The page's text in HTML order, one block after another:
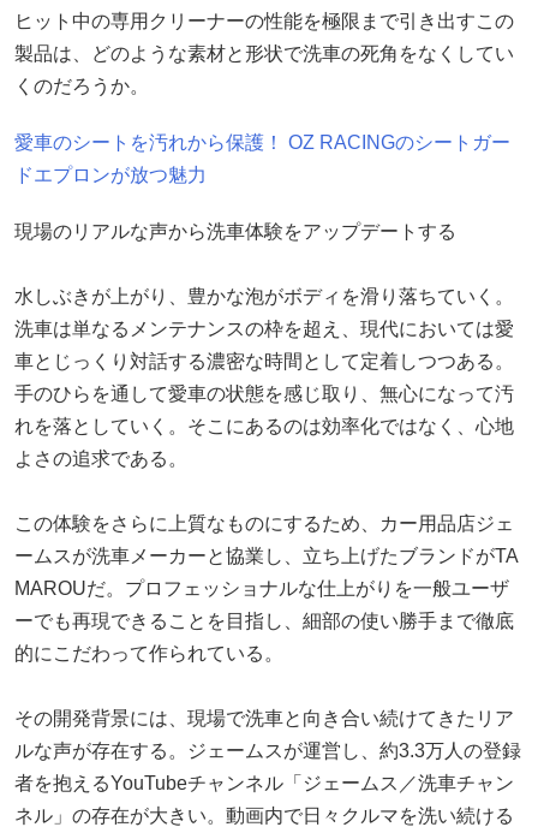
ヒット中の専用クリーナーの性能を極限まで引き出すこの
製品は、どのような素材と形状で洗車の死角をなくしてい
くのだろうか。
愛車のシートを汚れから保護！ OZ RACINGのシートガー
ドエプロンが放つ魅力
現場のリアルな声から洗車体験をアップデートする
水しぶきが上がり、豊かな泡がボディを滑り落ちていく。
洗車は単なるメンテナンスの枠を超え、現代においては愛
車とじっくり対話する濃密な時間として定着しつつある。
手のひらを通して愛車の状態を感じ取り、無心になって汚
れを落としていく。そこにあるのは効率化ではなく、心地
よさの追求である。
この体験をさらに上質なものにするため、カー用品店ジェ
ームスが洗車メーカーと協業し、立ち上げたブランドがTA
MAROUだ。プロフェッショナルな仕上がりを一般ユーザ
ーでも再現できることを目指し、細部の使い勝手まで徹底
的にこだわって作られている。
その開発背景には、現場で洗車と向き合い続けてきたリア
ルな声が存在する。ジェームスが運営し、約3.3万人の登録
者を抱えるYouTubeチャンネル「ジェームス／洗車チャン
ネル」の存在が大きい。動画内で日々クルマを洗い続ける